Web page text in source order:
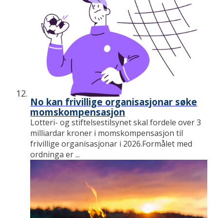
No kan frivillige organisasjonar søke
momskompensasjon
Lotteri- og stiftelsestilsynet skal fordele over 3
milliardar kroner i momskompensasjon til
frivillige organisasjonar i 2026.Formålet med
ordninga er ...